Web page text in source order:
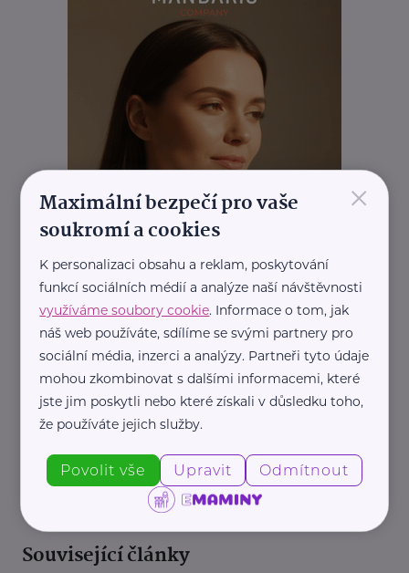
REKLAMA
Související články
×
Maximální bezpečí pro vaše
soukromí a cookies
K personalizaci obsahu a reklam, poskytování
funkcí sociálních médií a analýze naší návštěvnosti
využíváme soubory cookie. Informace o tom, jak
náš web používáte, sdílíme se svými partnery pro
sociální média, inzerci a analýzy. Partneři tyto údaje
mohou zkombinovat s dalšími informacemi, které
jste jim poskytli nebo které získali v důsledku toho,
že používáte jejich služby.
Povolit vše Upravit Odmítnout